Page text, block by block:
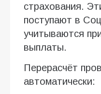
страхования.
поступают в
учитываются
выплаты.
Перерасчёт
автоматически: